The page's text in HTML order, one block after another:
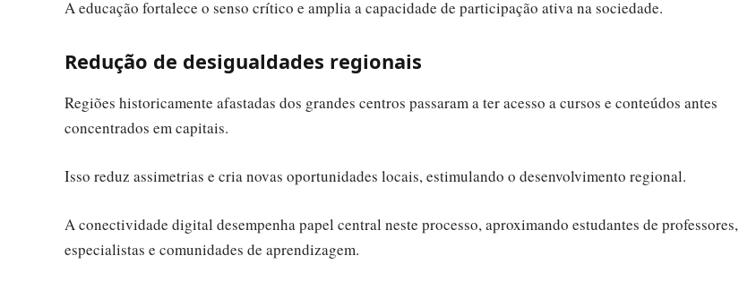
A educação fortalece o senso crítico e amplia a capacidade de participação ativa na sociedade.
Redução de desigualdades regionais
Regiões historicamente afastadas dos grandes centros passaram a ter acesso a cursos e conteúdos antes
concentrados em capitais.
Isso reduz assimetrias e cria novas oportunidades locais, estimulando o desenvolvimento regional.
A conectividade digital desempenha papel central neste processo, aproximando estudantes de professores,
especialistas e comunidades de aprendizagem.